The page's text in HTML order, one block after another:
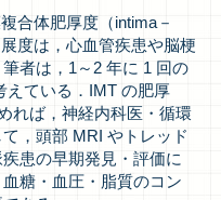
合体肥厚度（intima－
度は，心血管疾患や脳梗
者は，1～2 年に 1 回の
えている．IMT の肥厚
れば，神経内科医・循環
，頭部 MRI やトレッド
患の早期発見・評価に
糖・血圧・脂質のコン